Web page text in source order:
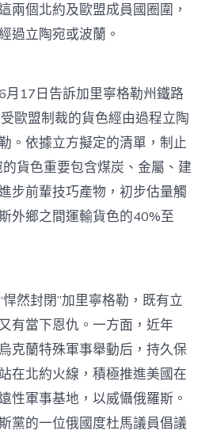
兩個北約及歐盟成員國圈圍，
過立陶宛或波蘭。
17日告訴加里寧格勒州鐵路
歐盟制裁的貨色經由過程立陶
。依據立方擬定的清單，制止
貨色重要包含煤炭、金屬、建
步前輩技巧產物，初步估量觸
外鄉之間運輸貨色的40%至
然封閉”加里寧格勒，既有立
有當下恩仇。一方面，近年
克蘭特殊軍事舉動后，持久保
在北約火線，積極推進美國在
性軍事基地，以威懾俄羅斯。
黨的一位俄國度杜馬議員倡議